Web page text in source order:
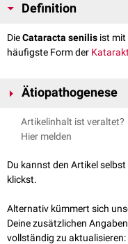
Definition
DieCataracta senilis ist mit
häufigste Form der Katarakt
Ätiopathogenese
Schlüsselmechanismus.
Umweltfaktoren (z.B.
Artikelinhalt ist veraltet?
Hier melden
Du kannst den Artikel
klickst.
Alternativ kümmert sich
Deine zusätzlichen
vollständig zu aktualisieren: